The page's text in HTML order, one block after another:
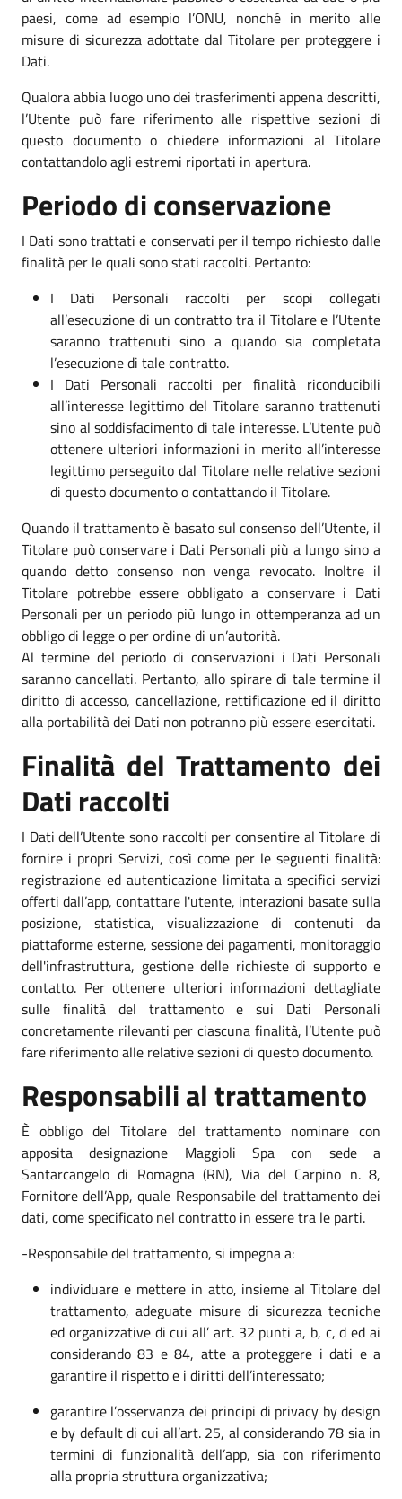
paesi, come ad esempio l’ONU, nonché in merito alle
misure di sicurezza adottate dal Titolare per proteggere i
Dati.
Qualora abbia luogo uno dei trasferimenti appena descritti,
l’Utente può fare riferimento alle rispettive sezioni di
questo documento o chiedere informazioni al Titolare
contattandolo agli estremi riportati in apertura.
Periodo di conservazione
I Dati sono trattati e conservati per il tempo richiesto dalle
finalità per le quali sono stati raccolti. Pertanto:
I Dati Personali raccolti per scopi collegati
all’esecuzione di un contratto tra il Titolare e l’Utente
saranno trattenuti sino a quando sia completata
l’esecuzione di tale contratto.
I Dati Personali raccolti per finalità riconducibili
all’interesse legittimo del Titolare saranno trattenuti
sino al soddisfacimento di tale interesse. L’Utente può
ottenere ulteriori informazioni in merito all’interesse
legittimo perseguito dal Titolare nelle relative sezioni
di questo documento o contattando il Titolare.
Quando il trattamento è basato sul consenso dell’Utente, il
Titolare può conservare i Dati Personali più a lungo sino a
quando detto consenso non venga revocato. Inoltre il
Titolare potrebbe essere obbligato a conservare i Dati
Personali per un periodo più lungo in ottemperanza ad un
obbligo di legge o per ordine di un’autorità.
Al termine del periodo di conservazioni i Dati Personali
saranno cancellati. Pertanto, allo spirare di tale termine il
diritto di accesso, cancellazione, rettificazione ed il diritto
alla portabilità dei Dati non potranno più essere esercitati.
Finalità del Trattamento dei
Dati raccolti
I Dati dell’Utente sono raccolti per consentire al Titolare di
fornire i propri Servizi, così come per le seguenti finalità:
registrazione ed autenticazione limitata a specifici servizi
offerti dall’app, contattare l'utente, interazioni basate sulla
posizione, statistica, visualizzazione di contenuti da
piattaforme esterne, sessione dei pagamenti, monitoraggio
dell'infrastruttura, gestione delle richieste di supporto e
contatto. Per ottenere ulteriori informazioni dettagliate
sulle finalità del trattamento e sui Dati Personali
concretamente rilevanti per ciascuna finalità, l’Utente può
fare riferimento alle relative sezioni di questo documento.
Responsabili al trattamento
È obbligo del Titolare del trattamento nominare con
apposita designazione Maggioli Spa con sede a
Santarcangelo di Romagna (RN), Via del Carpino n. 8,
Fornitore dell’App, quale Responsabile del trattamento dei
dati, come specificato nel contratto in essere tra le parti.
-Responsabile del trattamento, si impegna a:
individuare e mettere in atto, insieme al Titolare del
trattamento, adeguate misure di sicurezza tecniche
ed organizzative di cui all’ art. 32 punti a, b, c, d ed ai
considerando 83 e 84, atte a proteggere i dati e a
garantire il rispetto e i diritti dell’interessato;
garantire l’osservanza dei principi di privacy by design
e by default di cui all’art. 25, al considerando 78 sia in
termini di funzionalità dell’app, sia con riferimento
alla propria struttura organizzativa;